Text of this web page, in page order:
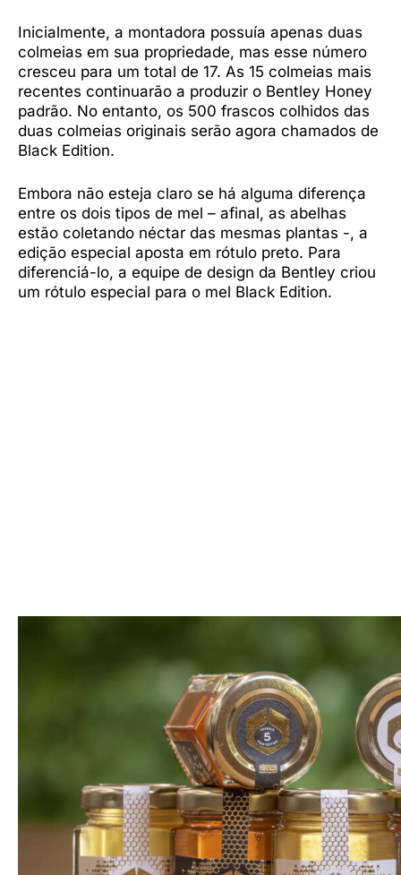
Inicialmente, a montadora possuía apenas duas
colmeias em sua propriedade, mas esse número
cresceu para um total de 17. As 15 colmeias mais
recentes continuarão a produzir o Bentley Honey
padrão. No entanto, os 500 frascos colhidos das
duas colmeias originais serão agora chamados de
Black Edition.
Embora não esteja claro se há alguma diferença
entre os dois tipos de mel – afinal, as abelhas
estão coletando néctar das mesmas plantas -, a
edição especial aposta em rótulo preto. Para
diferenciá-lo, a equipe de design da Bentley criou
um rótulo especial para o mel Black Edition.